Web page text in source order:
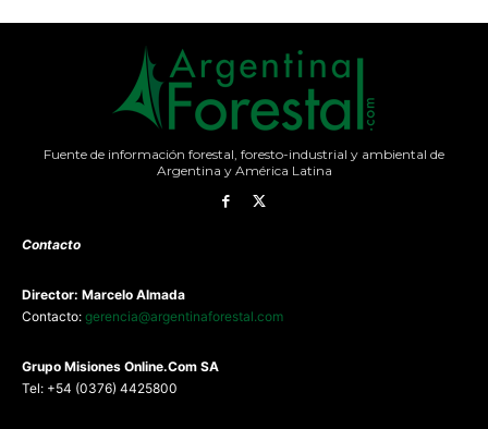
Fuente de información forestal, foresto-industrial y ambiental de
Argentina y América Latina
Contacto
Director: Marcelo Almada
Contacto: gerencia@argentinaforestal.com
Grupo Misiones Online.Com SA
Tel: +54 (0376) 4425800